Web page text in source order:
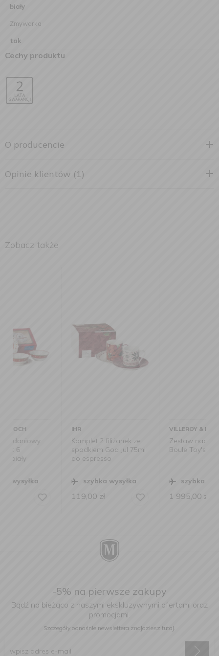
biały
Zmywarka
tak
Cechy produktu
O producencie
Opinie klientów (1)
Zobacz także
IHR
Komplet 2 filiżanek ze
spodkiem God Jul 75ml
do espresso
szybka wysyłka
119,00
VILLEROY & BOCH
Zestaw naczyń La
Boule Toy's Delight
szybka wysyłka
1 995,00
-5% na pierwsze zakupy
Bądź na bieżąco z naszymi ekskluzywnymi ofertami oraz
promocjami.
Szczegóły odnośnie newslettera znajdziesz tutaj.